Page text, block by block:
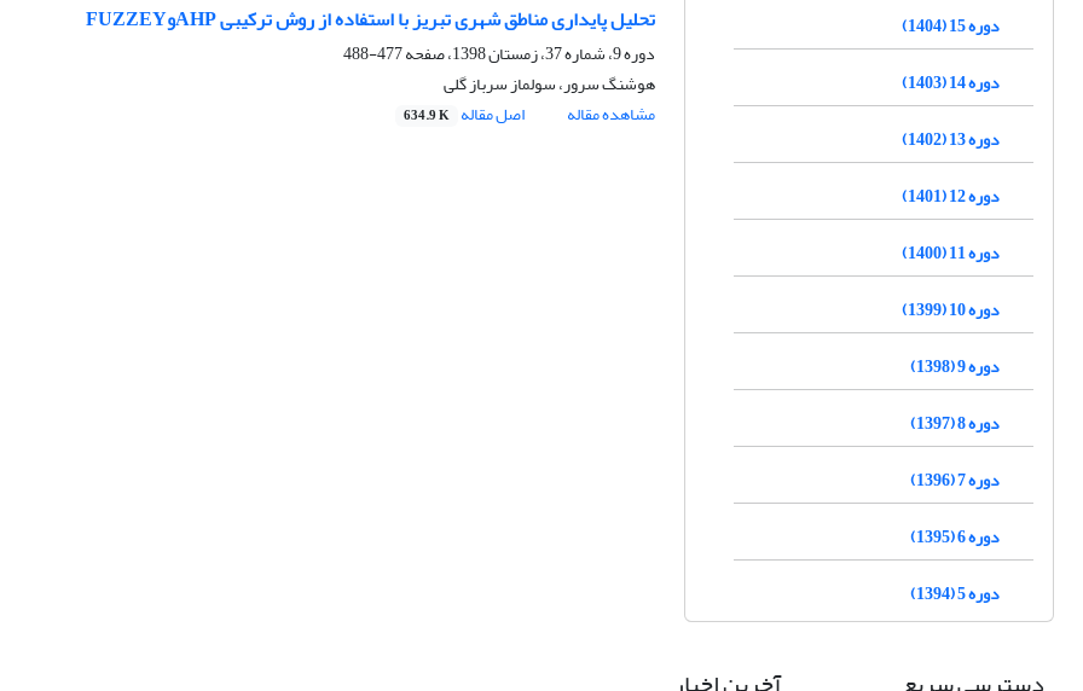
تحلیل پایداری مناطق شهری تبریز با استفاده از روش ترکیبی AHPوFUZZEY
دوره 9، شماره 37، زمستان 1398، صفحه
477-488
هوشنگ سرور، سولماز سرباز گلی
مشاهده مقاله
اصل مقاله 634.9 K
دوره 15 (1404)
دوره 14 (1403)
دوره 13 (1402)
دوره 12 (1401)
دوره 11 (1400)
دوره 10 (1399)
دوره 9 (1398)
دوره 8 (1397)
دوره 7 (1396)
دوره 6 (1395)
دوره 5 (1394)